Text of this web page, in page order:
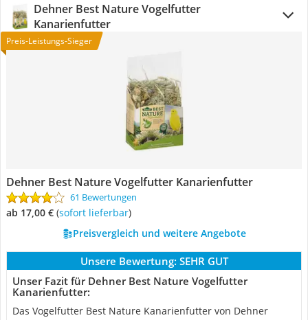
Dehner Best Nature Vogelfutter
Kanarienfutter
Preis-Leistungs-Sieger
Dehner Best Nature Vogelfutter Kanarienfutter
61 Bewertungen
ab 17,00 € ( Sofort lieferbar)
Preisvergleich und weitere Angebote
Unsere Bewertung: SEHR GUT
Unser Fazit für Dehner Best Nature Vogelfutter
Kanarienfutter:
Das Vogelfutter Best Nature Kanarienfutter von Dehner